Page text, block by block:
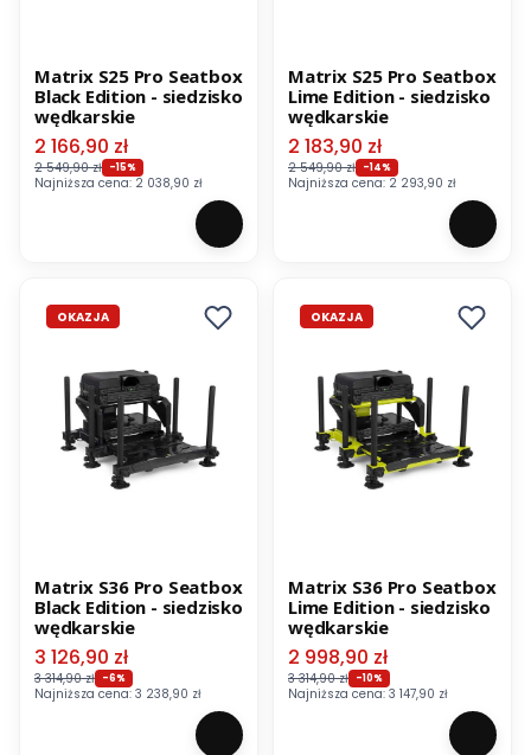
Matrix S25 Pro Seatbox
Black Edition - siedzisko
wędkarskie
Cena promocyjna
2 166,90 zł
2 549,90 zł -15%
Najniższa cena: 2 038,90 zł
Matrix S25 Pro Seatbox
Lime Edition - siedzisko
wędkarskie
Cena promocyjna
2 183,90 zł
2 549,90 zł -14%
Najniższa cena: 2 293,90 zł
OKAZJA
Matrix S36 Pro Seatbox
Black Edition - siedzisko
wędkarskie
Cena promocyjna
3 126,90 zł
3 314,90 zł -6%
Najniższa cena: 3 238,90 zł
OKAZJA
Matrix S36 Pro Seatbox
Lime Edition - siedzisko
wędkarskie
Cena promocyjna
2 998,90 zł
3 314,90 zł -10%
Najniższa cena: 3 147,90 zł